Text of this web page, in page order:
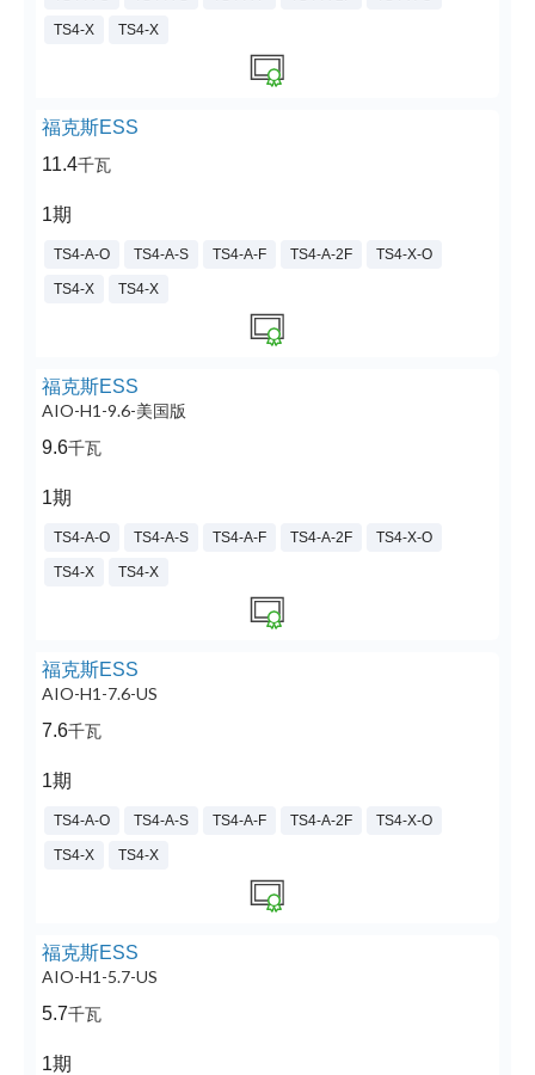
TS4-X TS4-X
福克斯ESS
11.4千瓦
1期
TS4-A-O TS4-A-S TS4-A-F TS4-A-2F TS4-X-O
TS4-X TS4-X
福克斯ESS
AIO-H1-9.6-美国版
9.6千瓦
1期
TS4-A-O TS4-A-S TS4-A-F TS4-A-2F TS4-X-O
TS4-X TS4-X
福克斯ESS
AIO-H1-7.6-US
7.6千瓦
1期
TS4-A-O TS4-A-S TS4-A-F TS4-A-2F TS4-X-O
TS4-X TS4-X
福克斯ESS
AIO-H1-5.7-US
5.7千瓦
1期